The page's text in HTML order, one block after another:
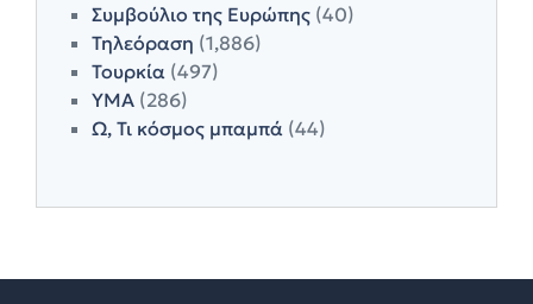
Συμβούλιο της Ευρώπης (40)
Τηλεόραση (1,886)
Τουρκία (497)
ΥΜΑ (286)
Ω, Τι κόσμος μπαμπά (44)